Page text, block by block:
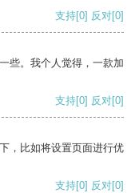
支持[0] 反对[0]
些。我个人觉得，一款加
支持[0] 反对[0]
，比如将设置页面进行优
支持[0] 反对[0]